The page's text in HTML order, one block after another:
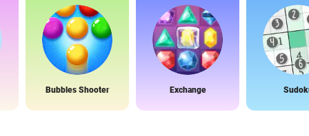
Bubbles Shooter Exchange